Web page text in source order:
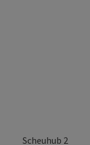
Scheuhub 2